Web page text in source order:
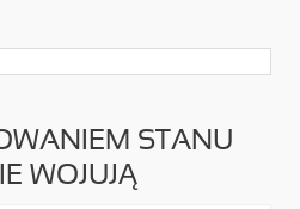
STANU
WOJUJĄ